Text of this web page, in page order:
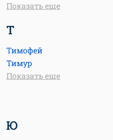
Показать еще
Т
Тимофей
Тимур
Показать еще
Ю